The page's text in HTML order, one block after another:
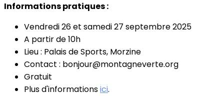
Informations pratiques :
Vendredi 26 et samedi 27 septembre 2025
A partir de 10h
Lieu : Palais de Sports, Morzine
Contact : bonjour@montagneverte.org
Gratuit
Plus d'informationsici.